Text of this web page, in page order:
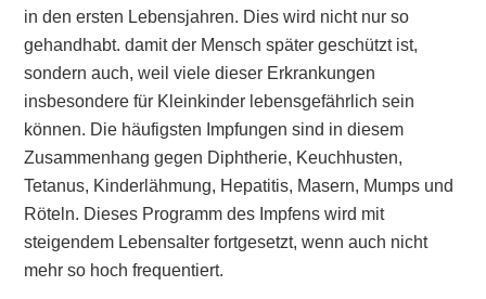
in den ersten Lebensjahren. Dies wird nicht nur so
gehandhabt. damit der Mensch später geschützt ist,
sondern auch, weil viele dieser Erkrankungen
insbesondere für Kleinkinder lebensgefährlich sein
können. Die häufigsten Impfungen sind in diesem
Zusammenhang gegen Diphtherie, Keuchhusten,
Tetanus, Kinderlähmung, Hepatitis, Masern, Mumps und
Röteln. Dieses Programm des Impfens wird mit
steigendem Lebensalter fortgesetzt, wenn auch nicht
mehr so hoch frequentiert.